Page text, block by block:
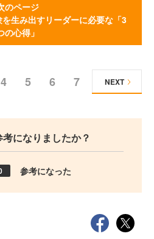
のページ
生み出すリーダーに必要な「3
の心得」
4 5 6 7 NEXT
になりましたか？
参考になった